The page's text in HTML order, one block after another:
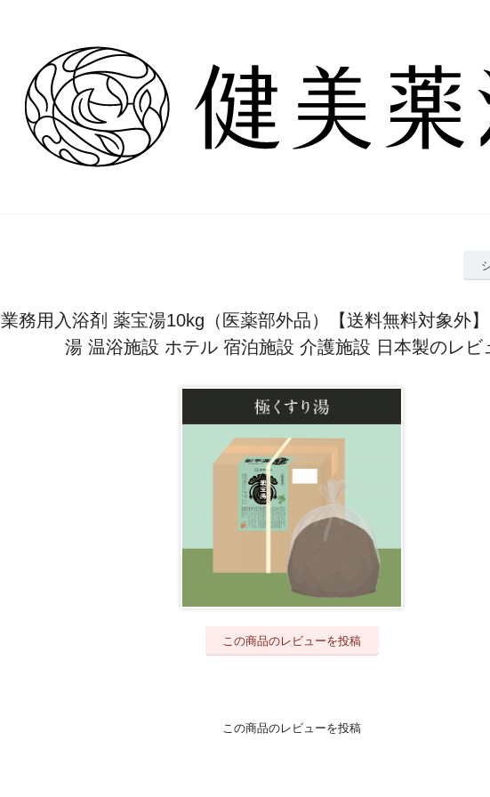
業務用入浴剤 薬宝湯10kg（医薬部外品）【送料無料対象外
湯 温浴施設 ホテル 宿泊施設 介護施設 日本製のレビ
この商品のレビューを投稿
この商品のレビューを投稿